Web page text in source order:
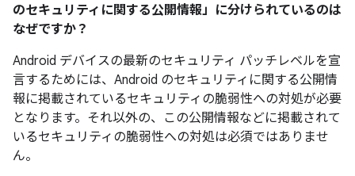
のセキュリティに関する公開情報」に分けられているのは
なぜですか？
Android デバイスの最新のセキュリティ パッチレベルを宣
言するためには、Android のセキュリティに関する公開情
報に掲載されているセキュリティの脆弱性への対処が必要
となります。それ以外の、この公開情報などに掲載されて
いるセキュリティの脆弱性への対処は必須ではありませ
ん。